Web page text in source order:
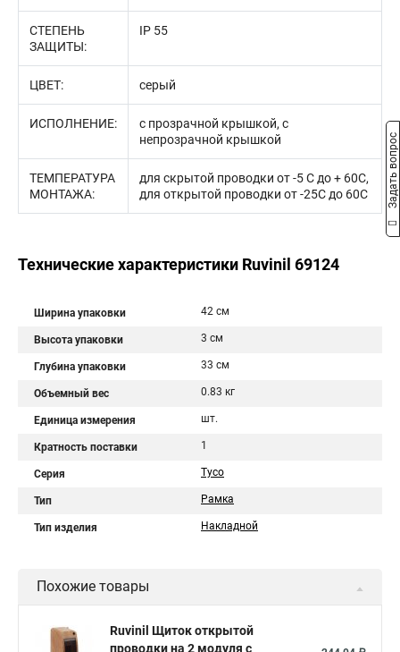
СТЕПЕНЬ
ЗАЩИТЫ:
IP 55
ЦВЕТ: серый
ИСПОЛНЕНИЕ:
с прозрачной крышкой, с
непрозрачной крышкой
ТЕМПЕРАТУРА
МОНТАЖА:
для скрытой проводки от -5 С до + 60С,
для открытой проводки от -25С до 60С
Технические характеристики Ruvinil 69124
Ширина упаковки 42 см
Высота упаковки 3 см
Глубина упаковки 33 см
Объемный вес 0.83 кг
Единица измерения шт.
Кратность поставки 1
Серия Тусо
Тип Рамка
Тип изделия Накладной
Похожие товары
Ruvinil Щиток открытой
проводки на 2 модуля с
Задать вопрос